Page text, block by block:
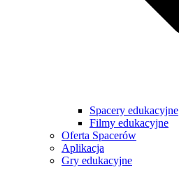
Spacery edukacyjne
Filmy edukacyjne
Oferta Spacerów
Aplikacja
Gry edukacyjne